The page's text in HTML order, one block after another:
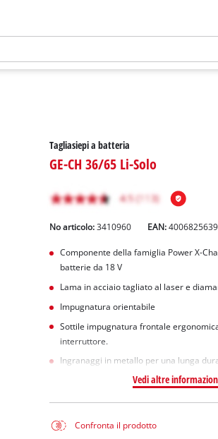
Tagliasiepi a batteria
GE-CH 36/65 Li-Solo
No articolo: 3410960 EAN:
Componente della famiglia Power X-
batterie da 18 V
Lama in acciaio tagliato al laser e
Impugnatura orientabile
Sottile impugnatura frontale
interruttore.
Ingranaggi in metallo per una lunga
Vedi altre
Confronta il prodotto